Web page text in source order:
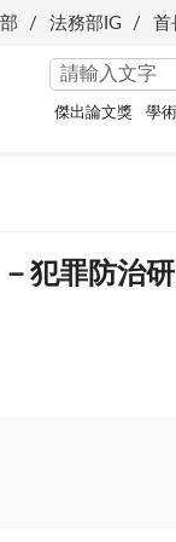
法務部IG 首
傑出論文獎 學
犯罪防治